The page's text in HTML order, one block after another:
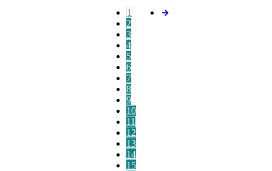
1
2
3
4
5
6
7
8
9
10
11
12
13
14
15